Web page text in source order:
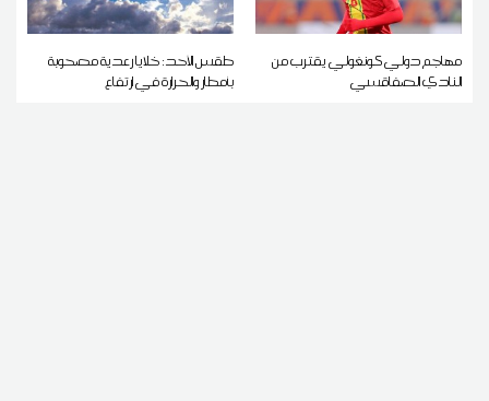
مهاجم دولي كونغولي يقترب من
النادي الصفاقسي
طقس الأحد: خلايا رعدية مصحوبة
بأمطار والحرارة في ارتفاع